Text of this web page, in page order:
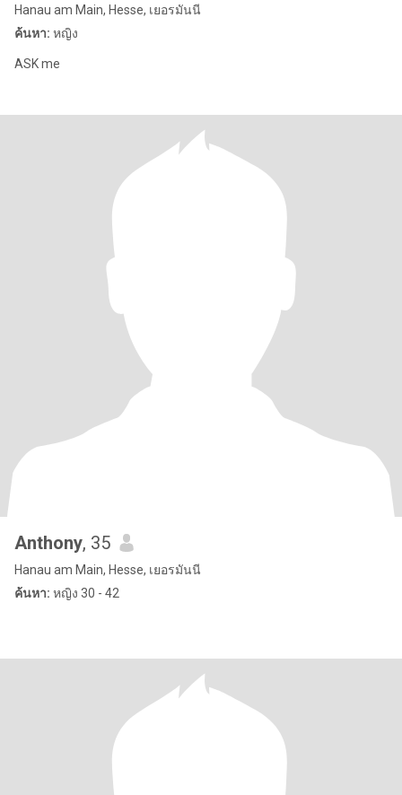
Hanau am Main, Hesse, เยอรมันนี
ค้นหา: หญิง
ASK me
Anthony, 35
Hanau am Main, Hesse, เยอรมันนี
ค้นหา: หญิง 30 - 42